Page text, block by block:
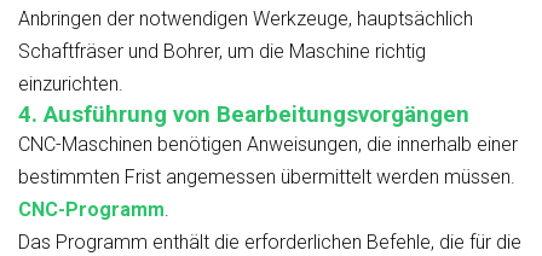
Anbringen der notwendigen Werkzeuge, hauptsächlich
Schaftfräser und Bohrer, um die Maschine richtig
einzurichten.
4. Ausführung von Bearbeitungsvorgängen
CNC-Maschinen benötigen Anweisungen, die innerhalb einer
bestimmten Frist angemessen übermittelt werden müssen.
CNC-Programm.
Das Programm enthält die erforderlichen Befehle, die für die